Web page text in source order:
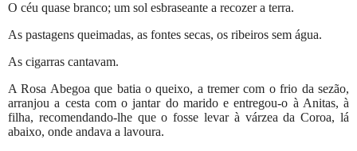
O céu quase branco; um sol esbraseante a recozer a terra.
As pastagens queimadas, as fontes secas, os ribeiros sem água.
As cigarras cantavam.
A Rosa Abegoa que batia o queixo, a tremer com o frio da sezão,
arranjou a cesta com o jantar do marido e entregou-o à Anitas, à
filha, recomendando-lhe que o fosse levar à várzea da Coroa, lá
abaixo, onde andava a lavoura.